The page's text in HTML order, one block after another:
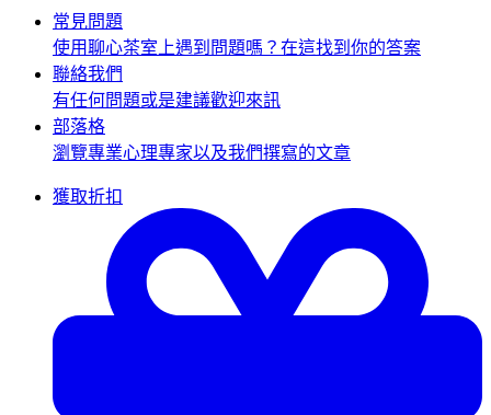
常見問題
使用聊心茶室上遇到問題嗎？在這找到你的答案
聯絡我們
有任何問題或是建議歡迎來訊
部落格
瀏覽專業心理專家以及我們撰寫的文章
獲取折扣